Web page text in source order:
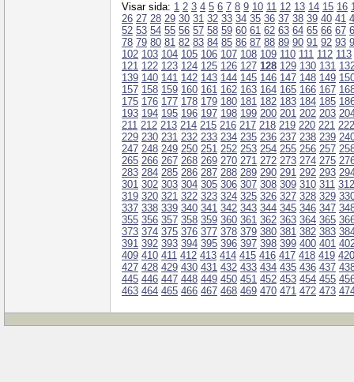
Visar sida: 1 2 3 4 5 6 7 8 9 10 11 12 13 14 15 16
26 27 28 29 30 31 32 33 34 35 36 37 38 39 40 41
52 53 54 55 56 57 58 59 60 61 62 63 64 65 66 67
78 79 80 81 82 83 84 85 86 87 88 89 90 91 92 93
102 103 104 105 106 107 108 109 110 111 112 113
121 122 123 124 125 126 127 128 129 130 131
139 140 141 142 143 144 145 146 147 148 149
157 158 159 160 161 162 163 164 165 166 167
175 176 177 178 179 180 181 182 183 184 185
193 194 195 196 197 198 199 200 201 202 203
211 212 213 214 215 216 217 218 219 220 221 222
229 230 231 232 233 234 235 236 237 238 239
247 248 249 250 251 252 253 254 255 256 257
265 266 267 268 269 270 271 272 273 274 275
283 284 285 286 287 288 289 290 291 292 293
301 302 303 304 305 306 307 308 309 310 311 312
319 320 321 322 323 324 325 326 327 328 329
337 338 339 340 341 342 343 344 345 346 347
355 356 357 358 359 360 361 362 363 364 365
373 374 375 376 377 378 379 380 381 382 383
391 392 393 394 395 396 397 398 399 400 401
409 410 411 412 413 414 415 416 417 418 419 420
427 428 429 430 431 432 433 434 435 436 437
445 446 447 448 449 450 451 452 453 454 455
463 464 465 466 467 468 469 470 471 472 473